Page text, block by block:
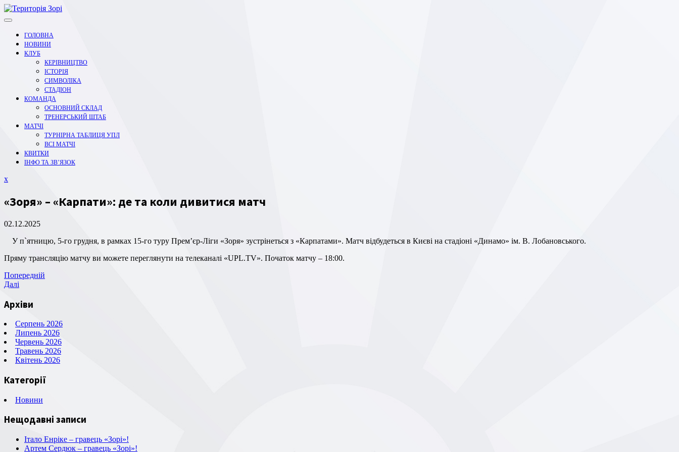
Перейти
до
ГОЛОВНА
НОВИНИ
КЛУБ
КЕРІВНИЦТВО
ІСТОРІЯ
СИМВОЛІКА
СТАДІОН
КОМАНДА
ОСНОВНИЙ СКЛАД
ТРЕНЕРСЬКИЙ ШТАБ
МАТЧІ
ТУРНІРНА ТАБЛИЦЯ УПЛ
ВСІ МАТЧІ
КВИТКИ
ІНФО ТА ЗВ’ЯЗОК
xЗакрити
«Зоря» – «Карпати»: де та коли дивитися матч
02.12.2025
У п`ятницю, 5-го грудня, в рамках 15-го туру Прем’єр-Ліги «Зоря» зустрінеться з «Карпатами». Матч відбудеться в Києві на стадіоні «Динамо» ім. В. Лобановського.
Пряму трансляцію матчу ви можете переглянути на телеканалі «UPL.TV». Початок матчу – 18:00.
Навігація
записів
Попередній
запис
Попередній
Наступний
Далі
Архіви
Серпень 2026
Липень 2026
Червень 2026
Травень 2026
Квітень 2026
Категорії
Новини
Нещодавні записи
Італо Енріке – гравець «Зорі»!
Артем Сердюк – гравець «Зорі»!